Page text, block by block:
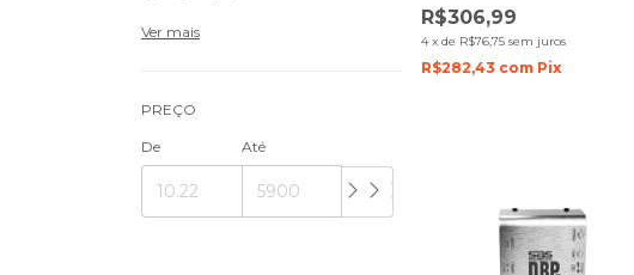
Ver mais
PREÇO
De Até
R$306,99
4 xde R$76,75 sem juros
R$282,43 com Pix